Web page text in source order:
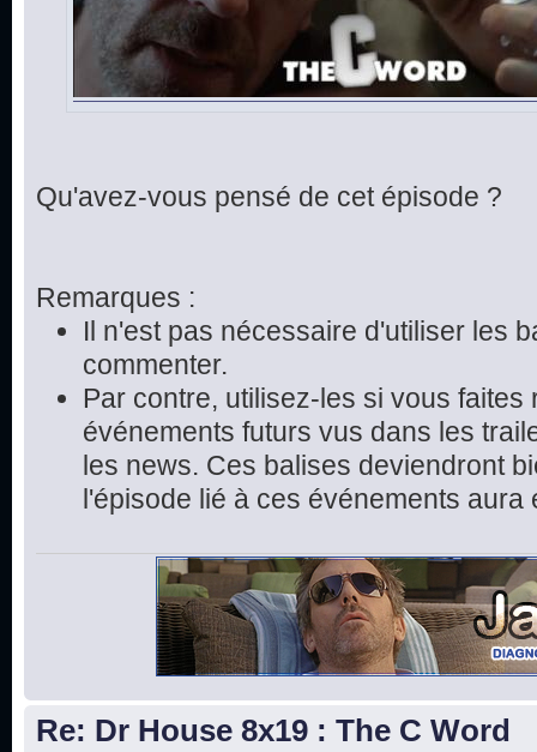
Qu'avez-vous pensé de cet épisode ?
Remarques :
Il n'est pas nécessaire d'utiliser les
commenter.
Par contre, utilisez-les si vous faites
événements futurs vus dans les
les news. Ces balises deviendront
l'épisode lié à ces événements aura
Re: Dr House 8x19 : The C Word